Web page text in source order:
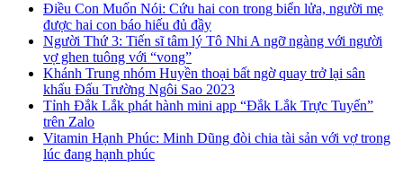
Điều Con Muốn Nói: Cứu hai con trong biển lửa, người mẹ
được hai con báo hiếu đủ đầy
Người Thứ 3: Tiến sĩ tâm lý Tô Nhi A ngỡ ngàng với người
vợ ghen tuông với “vong”
Khánh Trung nhóm Huyền thoại bất ngờ quay trở lại sân
khấu Đấu Trường Ngôi Sao 2023
Tỉnh Đắk Lắk phát hành mini app “Đắk Lắk Trực Tuyến”
trên Zalo
Vitamin Hạnh Phúc: Minh Dũng đòi chia tài sản với vợ trong
lúc đang hạnh phúc